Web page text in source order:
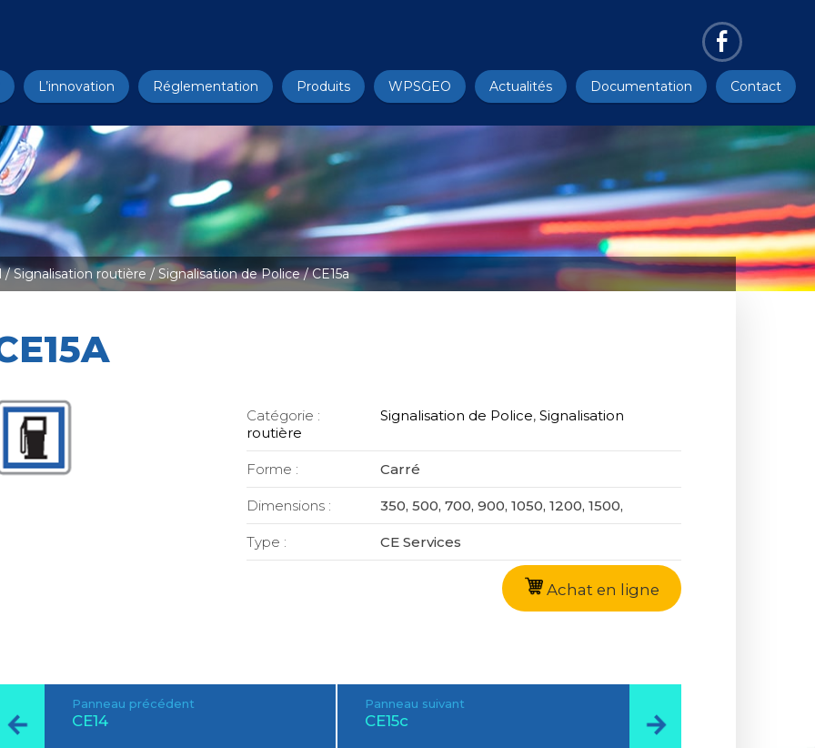
L’innovation Réglementation Produits WPSGEO Actualités Documentation Contact
/Signalisation routière / Signalisation de Police/ CE15a
Catégorie : Signalisation de Police,Signalisation
routière
Forme : Carré
Dimensions : 350, 500, 700, 900, 1050, 1200, 1500,
Type : CE Services
Achat en ligne
Panneau précédent
CE14
Panneau suivant
CE15c